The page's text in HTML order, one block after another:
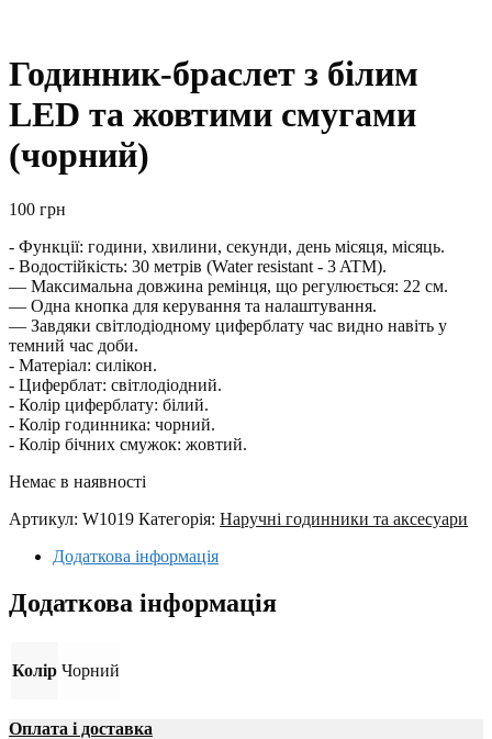
Годинник-браслет з білим
LED та жовтими смугами
(чорний)
100 грн
- Функції: години, хвилини, секунди, день місяця, місяць.
- Водостійкість: 30 метрів (Water resistant - 3 ATM).
— Максимальна довжина ремінця, що регулюється: 22 см.
— Одна кнопка для керування та налаштування.
— Завдяки світлодіодному циферблату час видно навіть у
темний час доби.
- Матеріал: силікон.
- Циферблат: світлодіодний.
- Колір циферблату: білий.
- Колір годинника: чорний.
- Колір бічних смужок: жовтий.
Немає в наявності
Артикул: W1019 Категорія: Наручні годинники та аксесуари
Додаткова інформація
Додаткова інформація
Колір Чорний
Оплата і доставка